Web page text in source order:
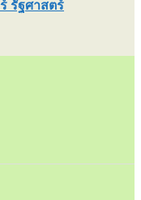
รัฐศาสตร์